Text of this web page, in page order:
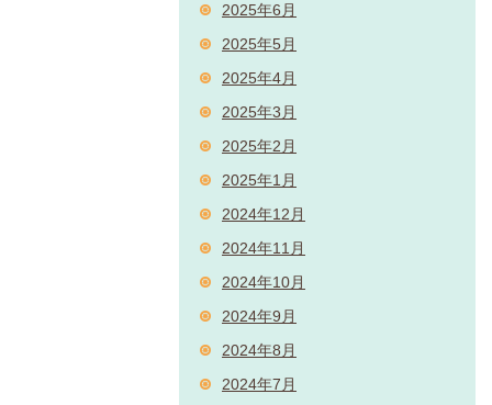
2025年6月
2025年5月
2025年4月
2025年3月
2025年2月
2025年1月
2024年12月
2024年11月
2024年10月
2024年9月
2024年8月
2024年7月